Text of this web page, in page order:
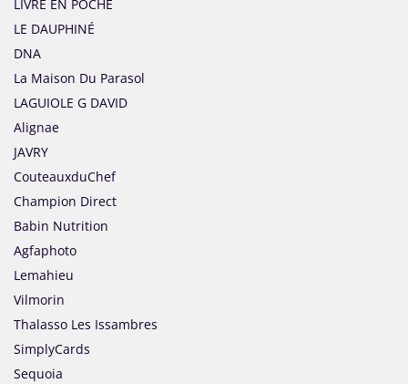
LIVRE EN POCHE
LE DAUPHINÉ
DNA
La Maison Du Parasol
LAGUIOLE G DAVID
Alignae
JAVRY
CouteauxduChef
Champion Direct
Babin Nutrition
Agfaphoto
Lemahieu
Vilmorin
Thalasso Les Issambres
SimplyCards
Sequoia